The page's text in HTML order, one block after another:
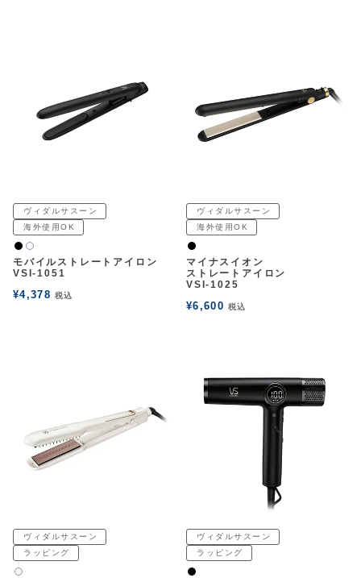
ヴィダルサスーン
海外使用OK
黒 白2
モバイルストレートアイロン
VSI-1051
¥4,378 税込
ヴィダルサスーン
海外使用OK
黒
マイナスイオン
ストレートアイロン
VSI-1025
¥6,600 税込
ヴィダルサスーン
ラッピング
白2
ヴィダルサスーン
ラッピング
黒